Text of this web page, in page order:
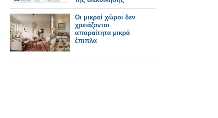
Οι μικροί χώροι δεν
χρειάζονται
απαραίτητα μικρά
έπιπλα